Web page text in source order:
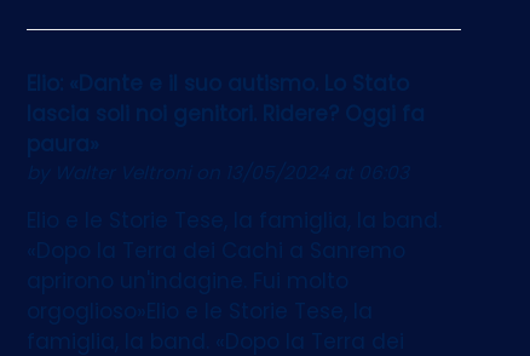
Elio: «Dante e il suo autismo. Lo Stato
lascia soli noi genitori. Ridere? Oggi fa
paura»
by Walter Veltronion 13/05/2024 at 06:03
Elio e le Storie Tese, la famiglia, la band.
«Dopo la Terra dei Cachi a Sanremo
aprirono un'indagine. Fui molto
orgoglioso»Elio e le Storie Tese, la
famiglia, la band. «Dopo la Terra dei